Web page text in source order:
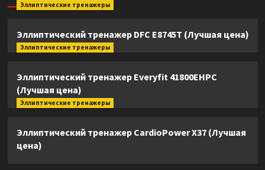
Эллиптические тренажеры
Эллиптический тренажер DFC E8745T (Лучшая цена)
Эллиптические тренажеры
Эллиптический тренажер Everyfit 41800EHPC
(Лучшая цена)
Эллиптические тренажеры
Эллиптический тренажер CardioPower X37 (Лучшая
цена)